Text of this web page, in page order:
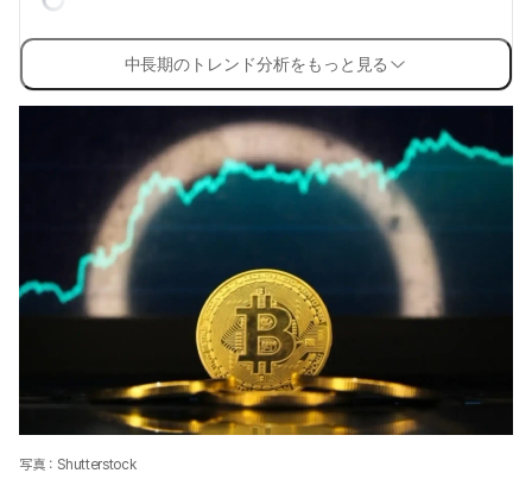
中長期のトレンド分析をもっと見る
写真：Shutterstock